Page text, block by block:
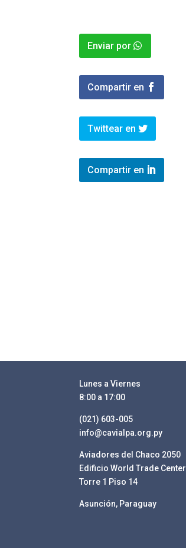
Enviar por
Compartir en
Twittear en
Compartir en
Lunes a Viernes
8:00 a 17:00
(021) 603-005
info@cavialpa.org.py
Aviadores del Chaco 2050
Edificio World Trade Center
Torre 1 Piso 14
Asunción, Paraguay